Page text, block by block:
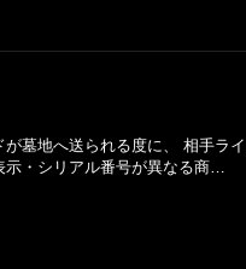
墓地へ送られる度に、 相手ラ
示・シリアル番号が異なる商…